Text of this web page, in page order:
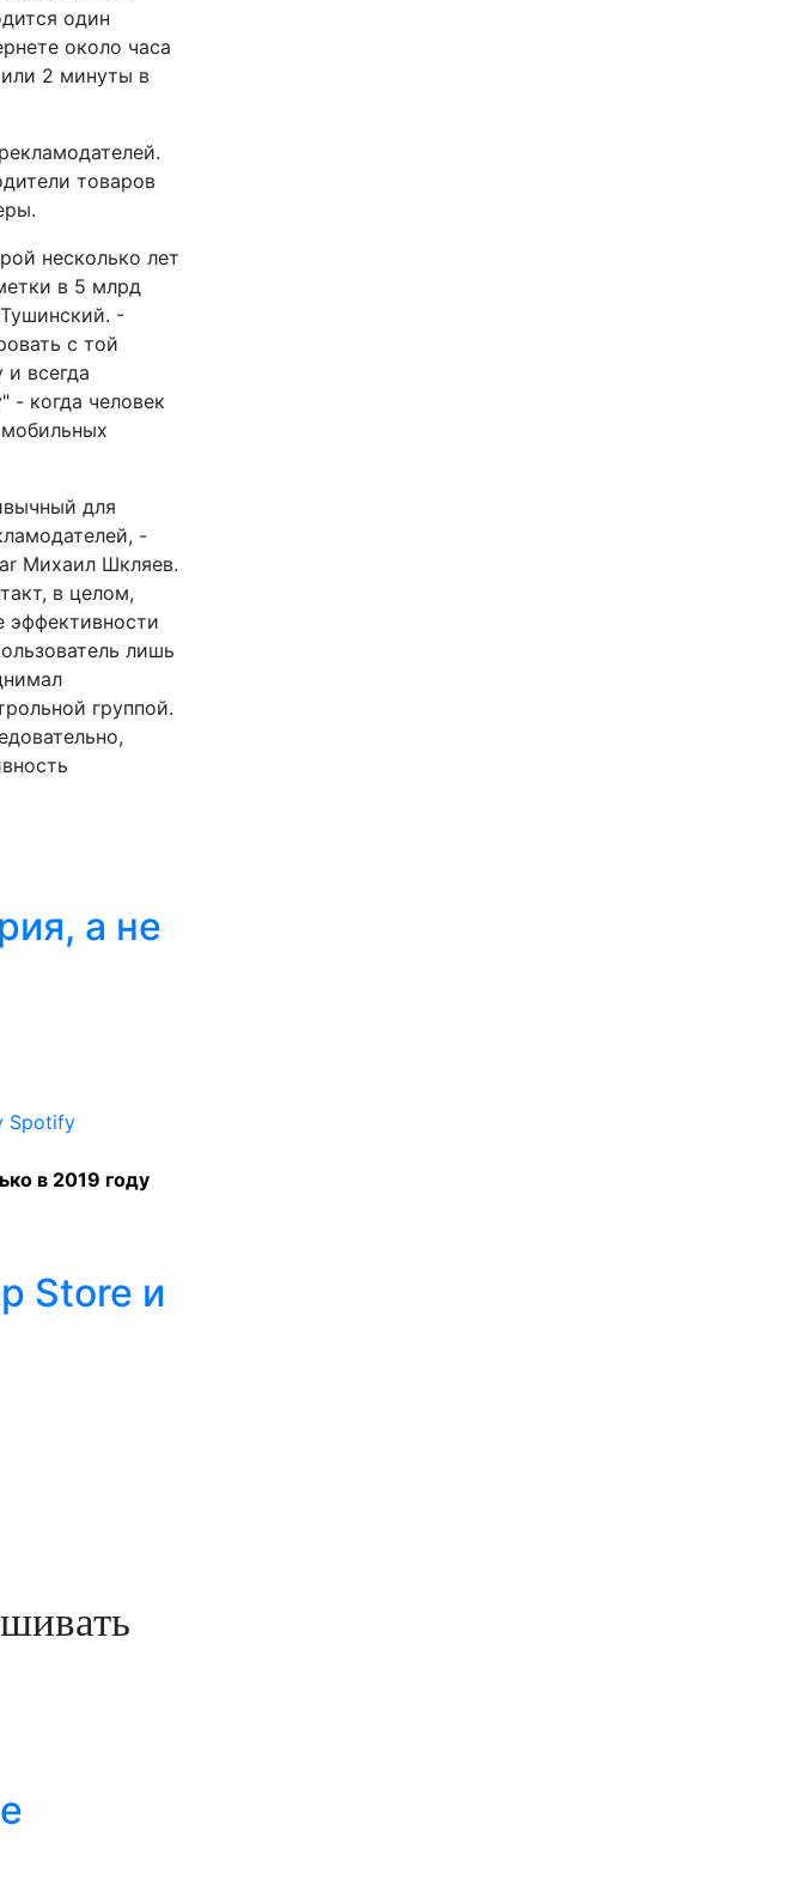
один
около часа
2 минуты в
товаров
несколько лет
в 5 млрд
-
с той
всегда
- когда человек
для
-
Михаил Шкляев.
в целом,
эффективности
лишь
группой.
а не
в 2019 году
Store и